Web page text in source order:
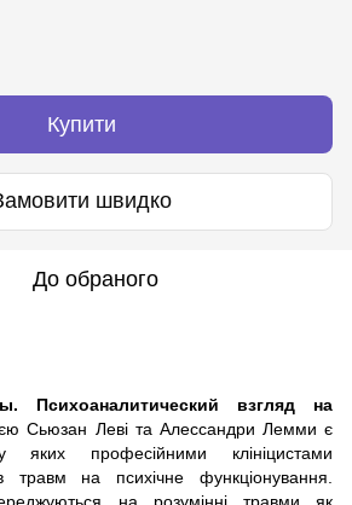
Купити
швидко
До обраного
Психоаналитический взгляд на
Сьюзан Леві та Алессандри Лемми є
яких професійними клініцистами
травм на психічне функціонування.
на розумінні травми як